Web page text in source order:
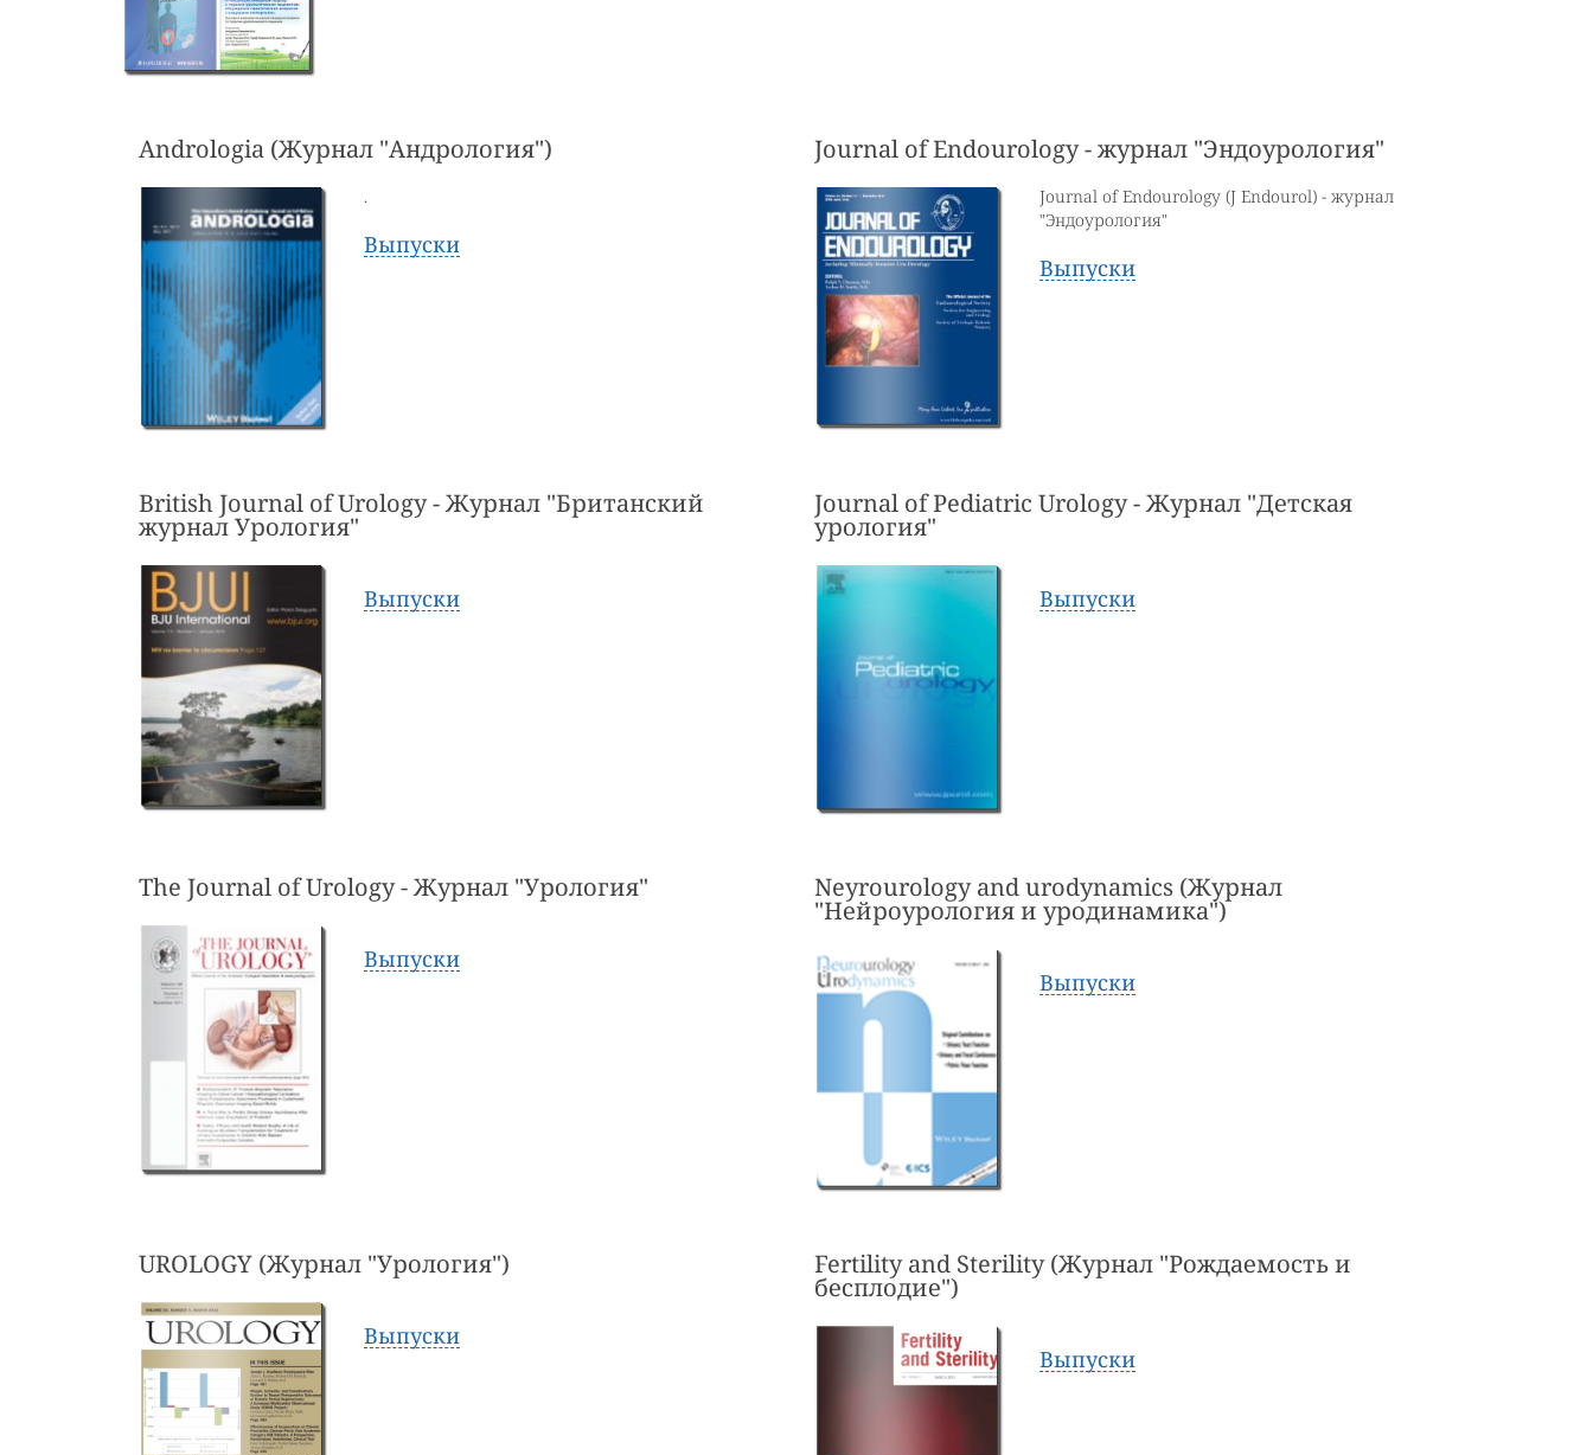
Andrologia (Журнал "Андрология")
.
Выпуски
Journal of Endourology - журнал "Эндоурология"
Journal of Endourology (J Endourol) - журнал
"Эндоурология"
Выпуски
British Journal of Urology - Журнал "Британский
журнал Урология"
Выпуски
Journal of Pediatric Urology - Журнал "Детская
урология"
Выпуски
The Journal of Urology - Журнал "Урология"
Выпуски
Neyrourology and urodynamics (Журнал
"Нейроурология и уродинамика")
Выпуски
UROLOGY (Журнал "Урология")
Выпуски
Fertility and Sterility (Журнал "Рождаемость и
бесплодие")
Выпуски